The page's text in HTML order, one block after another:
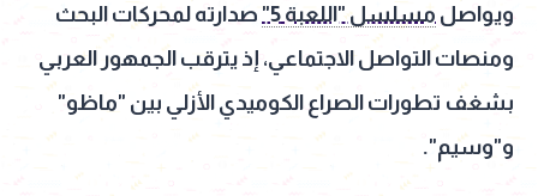
ويواصل مسلسل "اللعبة 5"
صدارته لمحركات البحث
ومنصات التواصل الاجتماعي، إذ يترقب الجمهور العربي
بشغف تطورات الصراع الكوميدي الأزلي بين "ماظو"
و"وسيم".